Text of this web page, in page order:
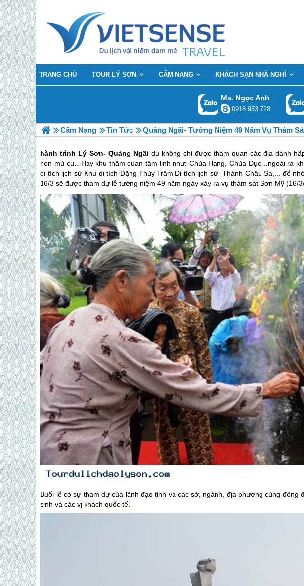
TRANG CHỦ TOUR LÝ SƠN CẨM NANG KHÁCH SẠN NHÀ NGHỈ
Ms. Ngọc Anh
0918 953 728
Cẩm Nang Tin Tức Quảng Ngãi- Tưởng Niệm 49 Năm Vụ Thảm
hành trình Lý Sơn- Quảng Ngãi du không chỉ được tham quan các địa danh
hòn mù cu…Hay khu thăm quan tâm linh như: Chùa Hang, Chùa Đục…ngoài ra
di tích lịch sử Khu di tích Đặng Thùy Trâm,Di tích lịch sử- Thành Châu Sa,... để
16/3 sẽ được tham dự lễ tưởng niệm 49 năm ngày xảy ra vụ thảm sát Sơn Mỹ (16/
Buổi lễ có sự tham dự của lãnh đạo tỉnh và các sở, ngành, địa phương cùng đông
sinh và các vị khách quốc tế.